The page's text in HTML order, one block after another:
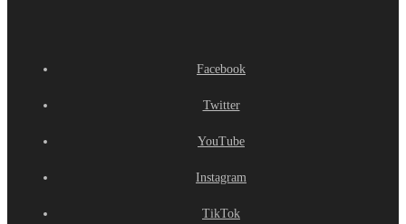
Facebook
Twitter
YouTube
Instagram
TikTok